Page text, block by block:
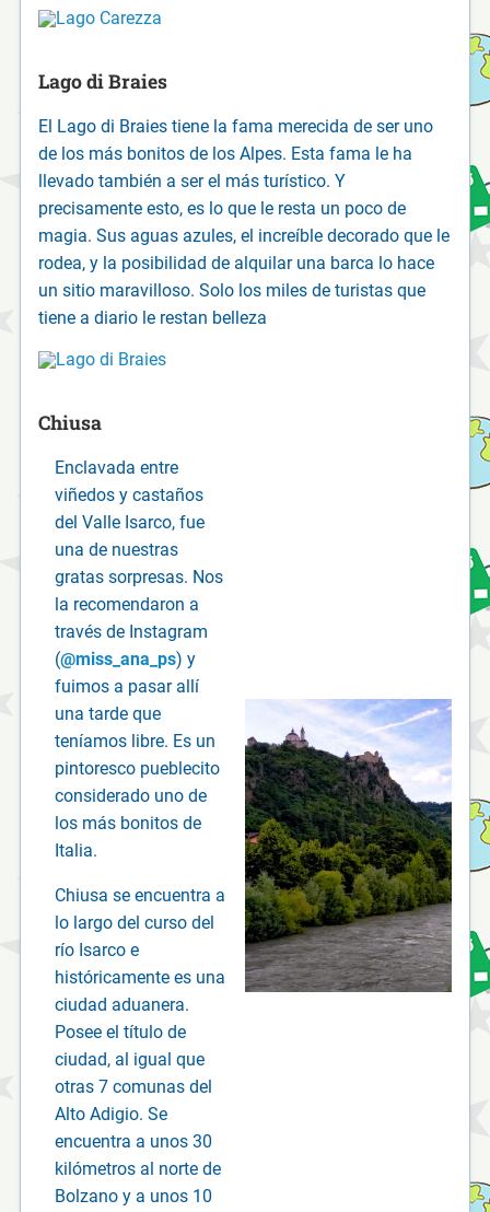
Lago di Braies
El Lago di Braies tiene la fama merecida de ser uno
de los más bonitos de los Alpes. Esta fama le ha
llevado también a ser el más turístico. Y
precisamente esto, es lo que le resta un poco de
magia. Sus aguas azules, el increíble decorado que le
rodea, y la posibilidad de alquilar una barca lo hace
un sitio maravilloso. Solo los miles de turistas que
tiene a diario le restan belleza
Chiusa
Enclavada entre
viñedos y castaños
del Valle Isarco, fue
una de nuestras
gratas sorpresas. Nos
la recomendaron a
través de Instagram
(@miss_ana_ps) y
fuimos a pasar allí
una tarde que
teníamos libre. Es un
pintoresco pueblecito
considerado uno de
los más bonitos de
Italia.
Chiusa se encuentra a
lo largo del curso del
río Isarco e
históricamente es una
ciudad aduanera.
Posee el título de
ciudad, al igual que
otras 7 comunas del
Alto Adigio. Se
encuentra a unos 30
kilómetros al norte de
Bolzano y a unos 10